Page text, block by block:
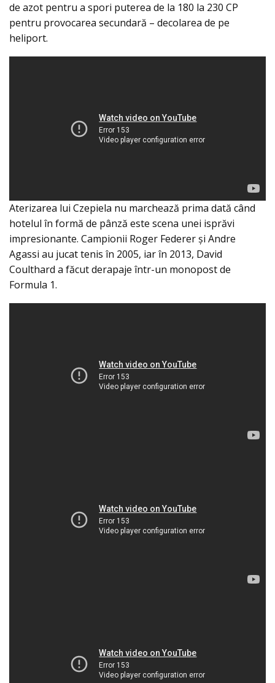
de azot pentru a spori puterea de la 180 la 230 CP
pentru provocarea secundară – decolarea de pe
heliport.
Aterizarea lui Czepiela nu marchează prima dată când
hotelul în formă de pânză este scena unei isprăvi
impresionante. Campionii Roger Federer și Andre
Agassi au jucat tenis în 2005, iar în 2013, David
Coulthard a făcut derapaje într-un monopost de
Formula 1.